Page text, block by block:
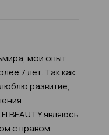
мой опыт
7 лет. Так как
развитие,
BEAUTY являюсь
с правом